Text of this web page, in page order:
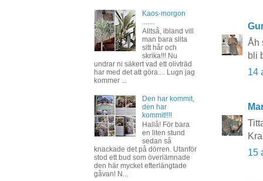
Åh
bli
14
15
Kaos-morgon
Alltså, ibland vill
man bara slita
sitt hår och
skrika!!! Nu
undrar ni säkert vad ett olivträd
har med det att göra.... Lugn jag
kommer ...
Den har kommit,
den har
kommit!!!!
Hallå! För bara
en liten stund
sedan så
knackade det på dörren. Utanför
stod ett bud som överlämnade
den här mycket efterlängtade
gåvan! N...